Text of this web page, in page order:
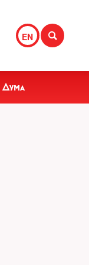
EN
Дума